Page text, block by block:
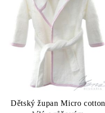
Dětský župan Micro cotton